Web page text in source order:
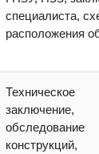
специалиста,
расположения
Техническое
заключение,
обследование
конструкций,